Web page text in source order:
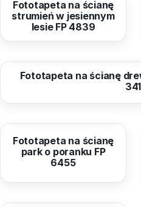
Fototapeta na ścianę
strumień w jesiennym
lesie FP 4839
od40,96 zł
Fototapeta na ścianę
od40,96 zł
Fototapeta na ścianę
park o poranku FP
6455
od40,96 zł